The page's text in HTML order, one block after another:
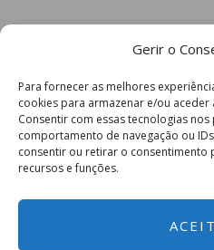
Gerir o
Para fornecer as melhores
cookies para armazenar e/ou
Consentir com essas tecnologias
comportamento de navegação ou
consentir ou retirar o consentimento
recursos e funções.